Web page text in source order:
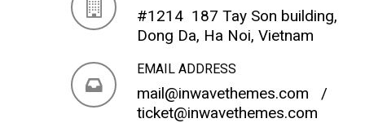
#1214 187 Tay Son building,
Dong Da, Ha Noi, Vietnam
EMAIL ADDRESS
mail@inwavethemes.com /
ticket@inwavethemes.com